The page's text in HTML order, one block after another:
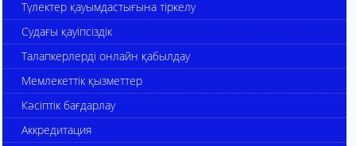
Түлектер қауымдастығына тіркелу
Судағы қауіпсіздік
Талапкерлерді онлайн қабылдау
Мемлекеттік қызметтер
Кәсіптік бағдарлау
Аккредитация